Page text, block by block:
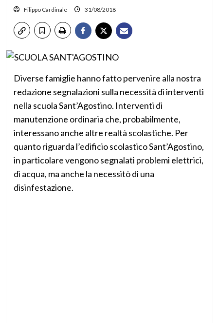
Filippo Cardinale 31/08/2018
Diverse famiglie hanno fatto pervenire alla nostra
redazione segnalazioni sulla necessità di interventi
nella scuola Sant’Agostino. Interventi di
manutenzione ordinaria che, probabilmente,
interessano anche altre realtà scolastiche. Per
quanto riguarda l’edificio scolastico Sant’Agostino,
in particolare vengono segnalati problemi elettrici,
di acqua, ma anche la necessitò di una
disinfestazione.